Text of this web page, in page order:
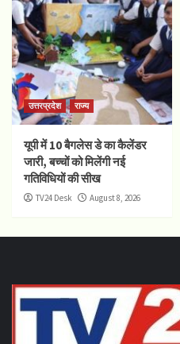
उत्तरप्रदेश राज्य
यूपी में 10 बैगलेस डे का कैलेंडर
जारी, बच्चों को मिलेंगी नई
गतिविधियों की सीख
TV24 Desk August 8, 2026